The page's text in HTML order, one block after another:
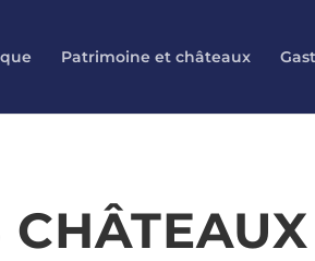
Patrimoine et châteaux